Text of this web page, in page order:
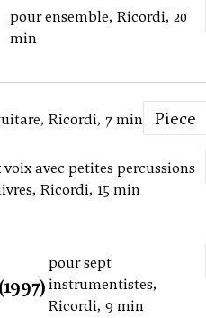
pour ensemble, Ricordi, 20
min
Ricordi, 7 min Piece
avec petites percussions
Ricordi, 15 min
pour sept
instrumentistes,
Ricordi, 9 min